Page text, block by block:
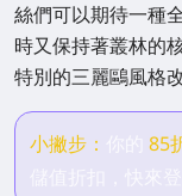
絲們可以期待一種
時又保持著叢林的
特別的三麗鷗風格
小撇步： 85